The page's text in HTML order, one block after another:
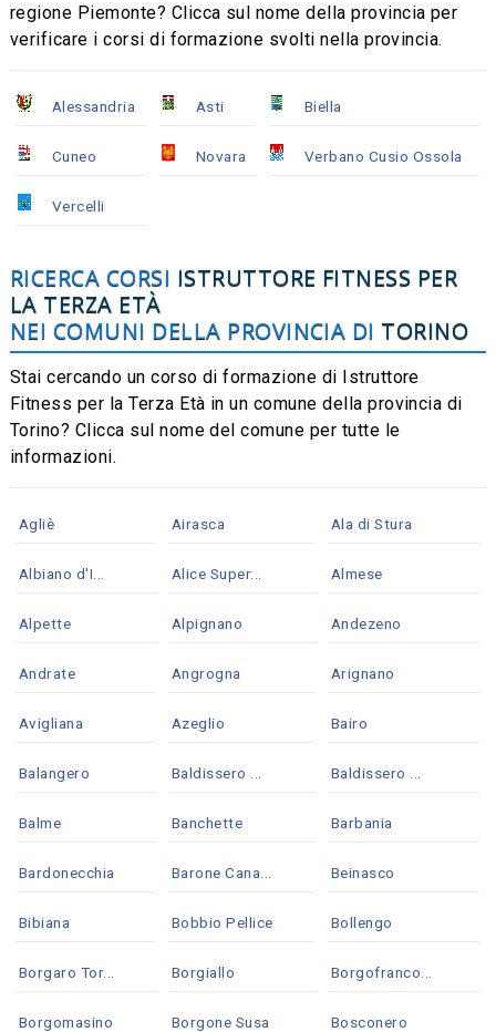
regione Piemonte? Clicca sul nome della provincia per
verificare i corsi di formazione svolti nella provincia.
Alessandria Asti Biella
Cuneo Novara Verbano Cusio Ossola
Vercelli
RICERCA CORSI ISTRUTTORE FITNESS PER
LA TERZA ETÀ
NEI COMUNI DELLA PROVINCIA DI TORINO
Stai cercando un corso di formazione di Istruttore
Fitness per la Terza Età in un comune della provincia di
Torino? Clicca sul nome del comune per tutte le
informazioni.
Agliè Airasca Ala di Stura
Albiano d'I... Alice Super... Almese
Alpette Alpignano Andezeno
Andrate Angrogna Arignano
Avigliana Azeglio Bairo
Balangero Baldissero ... Baldissero ...
Balme Banchette Barbania
Bardonecchia Barone Cana... Beinasco
Bibiana Bobbio Pellice Bollengo
Borgaro Tor... Borgiallo Borgofranco...
Borgomasino Borgone Susa Bosconero